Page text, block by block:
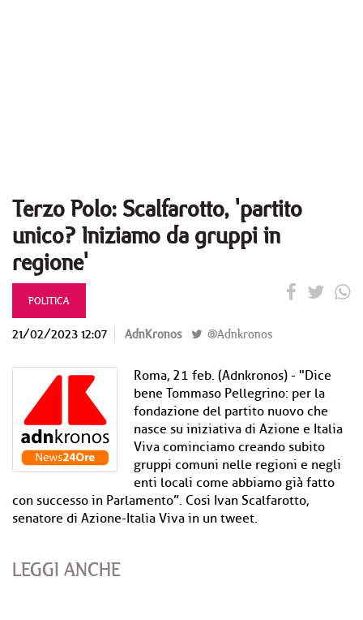
Terzo Polo: Scalfarotto, 'partito
unico? Iniziamo da gruppi in
regione'
POLITICA
21/02/2023 12:07 AdnKronos @Adnkronos
Roma, 21 feb. (Adnkronos) - "Dice
bene Tommaso Pellegrino: per la
fondazione del partito nuovo che
nasce su iniziativa di Azione e Italia
Viva cominciamo creando subito
gruppi comuni nelle regioni e negli
enti locali come abbiamo già fatto
con successo in Parlamento”. Cosi Ivan Scalfarotto,
senatore di Azione-Italia Viva in un tweet.
LEGGI ANCHE